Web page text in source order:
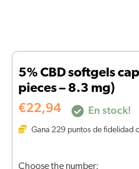
5% CBD softgels
pieces – 8.3 mg)
€22,94 En stock!
Gana 229 puntos de fidelidad
Choose the number: